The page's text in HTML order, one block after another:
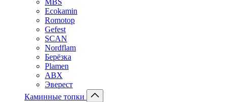
MBS
Ecokamin
Romotop
Gefest
SCAN
Nordflam
Берёзка
Plamen
ABX
Эверест
Каминные топки